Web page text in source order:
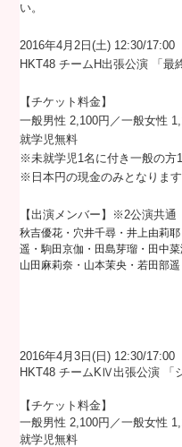
い。
2016年4月2日(土) 12:30/17:00
HKT48 チームH出張公演 「最
【チケット料金】
一般男性 2,100円／一般女性
就学児無料
※未就学児1名に付き一般の方
※日本円の現金のみとなります
【出演メンバー】※2公演共通
秋吉優花・穴井千尋・井上由莉
遥・駒田京伽・田島芽瑠・田中
山田麻莉奈・山本茉央・若田部遥
2016年4月3日(日) 12:30/17:00
HKT48 チームKⅣ出張公演 「
【チケット料金】
一般男性 2,100円／一般女性
就学児無料